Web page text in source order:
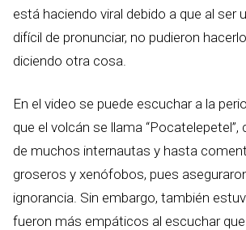
está haciendo viral debido a que al ser
difícil de pronunciar, no pudieron
diciendo otra cosa.
En el video se puede escuchar a la
que el volcán se llama “Pocatelepetel”,
de muchos internautas y hasta
groseros y xenófobos, pues
ignorancia. Sin embargo, también
fueron más empáticos al escuchar